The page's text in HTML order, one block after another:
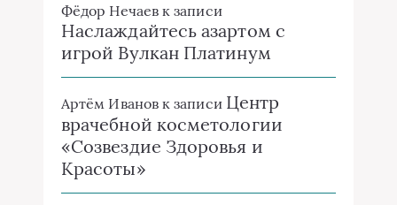
Фёдор Нечаевк записи
Наслаждайтесь азартом с
игрой Вулкан Платинум
Артём Ивановк записи Центр
врачебной косметологии
«Созвездие Здоровья и
Красоты»